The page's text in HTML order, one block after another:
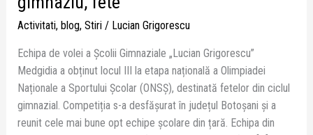
Activitati, blog, Stiri/ Lucian Grigorescu
Echipa de volei a Școlii Gimnaziale „Lucian Grigorescu”
Medgidia a obținut locul III la etapa națională a Olimpiadei
Naționale a Sportului Școlar (ONSȘ), destinată fetelor din ciclul
gimnazial. Competiția s-a desfășurat în județul Botoșani și a
reunit cele mai bune opt echipe școlare din țară. Echipa din